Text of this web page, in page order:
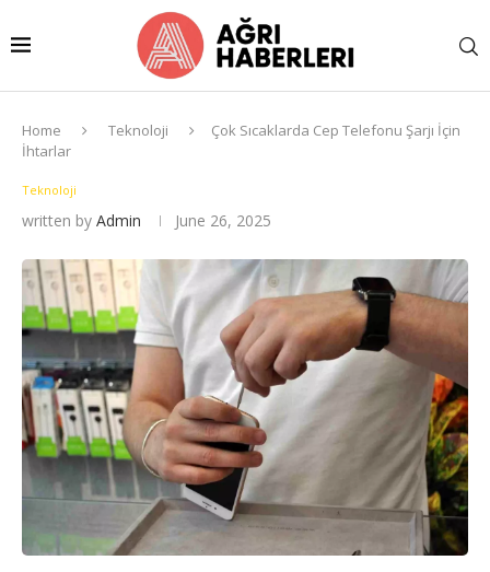
Home Teknoloji
Çok Sıcaklarda Cep Telefonu Şarjı İçin
İhtarlar
Teknoloji
written by Admin June 26, 2025